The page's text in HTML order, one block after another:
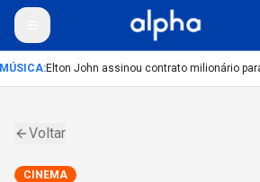
:Elton John assinou contrato milionário
Voltar
CINEMA